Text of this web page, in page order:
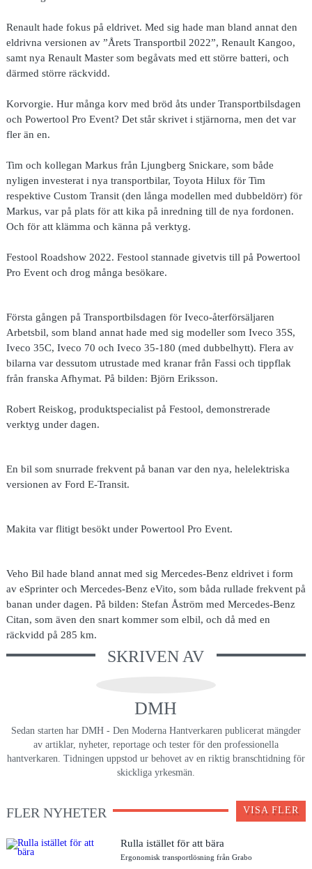
Renault hade fokus på eldrivet. Med sig hade man bland annat den
eldrivna versionen av ”Årets Transportbil 2022”, Renault Kangoo,
samt nya Renault Master som begåvats med ett större batteri, och
därmed större räckvidd.
Korvorgie. Hur många korv med bröd åts under Transportbilsdagen
och Powertool Pro Event? Det står skrivet i stjärnorna, men det var
fler än en.
Tim och kollegan Markus från Ljungberg Snickare, som både
nyligen investerat i nya transportbilar, Toyota Hilux för Tim
respektive Custom Transit (den långa modellen med dubbeldörr) för
Markus, var på plats för att kika på inredning till de nya fordonen.
Och för att klämma och känna på verktyg.
Festool Roadshow 2022. Festool stannade givetvis till på Powertool
Pro Event och drog många besökare.
Första gången på Transportbilsdagen för Iveco-återförsäljaren
Arbetsbil, som bland annat hade med sig modeller som Iveco 35S,
Iveco 35C, Iveco 70 och Iveco 35-180 (med dubbelhytt). Flera av
bilarna var dessutom utrustade med kranar från Fassi och tippflak
från franska Afhymat. På bilden: Björn Eriksson.
Robert Reiskog, produktspecialist på Festool, demonstrerade
verktyg under dagen.
En bil som snurrade frekvent på banan var den nya, helelektriska
versionen av Ford E-Transit.
Makita var flitigt besökt under Powertool Pro Event.
Veho Bil hade bland annat med sig Mercedes-Benz eldrivet i form
av eSprinter och Mercedes-Benz eVito, som båda rullade frekvent på
banan under dagen. På bilden: Stefan Åström med Mercedes-Benz
Citan, som även den snart kommer som elbil, och då med en
räckvidd på 285 km.
SKRIVEN AV
DMH
Sedan starten har DMH - Den Moderna Hantverkaren publicerat mängder
av artiklar, nyheter, reportage och tester för den professionella
hantverkaren. Tidningen uppstod ur behovet av en riktig branschtidning för
skickliga yrkesmän.
FLER NYHETER VISA FLER
Rulla istället för att bära
Ergonomisk transportlösning från Grabo